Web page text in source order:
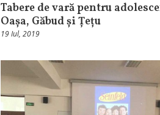
Tabere de vară pentru
Oașa, Găbud și Țețu
19 Iul, 2019